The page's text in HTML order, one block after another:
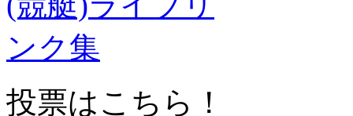
投票はこちら！